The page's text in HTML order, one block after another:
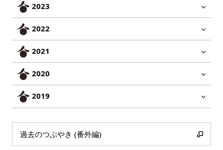
2023
2022
2021
2020
2019
過去のつぶやき (番外編)